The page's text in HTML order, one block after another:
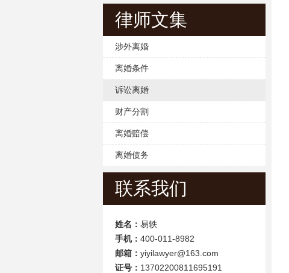
律师文集
涉外离婚
离婚条件
诉讼离婚
财产分割
离婚赔偿
离婚债务
联系我们
姓名： 易轶
手机： 400-011-8982
邮箱： yiyilawyer@163.com
证号： 13702200811695191